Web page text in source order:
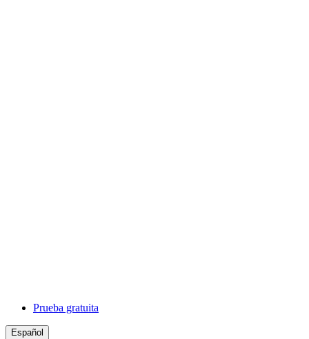
Prueba gratuita
Español